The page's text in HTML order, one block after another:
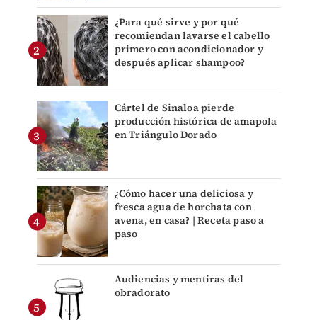
¿Para qué sirve y por qué
recomiendan lavarse el cabello
primero con acondicionador y
después aplicar shampoo?
Cártel de Sinaloa pierde
producción histórica de amapola
en Triángulo Dorado
¿Cómo hacer una deliciosa y
fresca agua de horchata con
avena, en casa? | Receta paso a
paso
Audiencias y mentiras del
obradorato